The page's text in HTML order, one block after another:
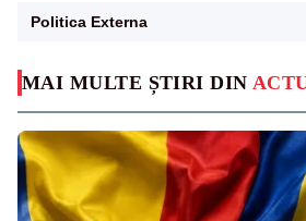
MAI MULTE ȘTIRI DIN
Politica Externa